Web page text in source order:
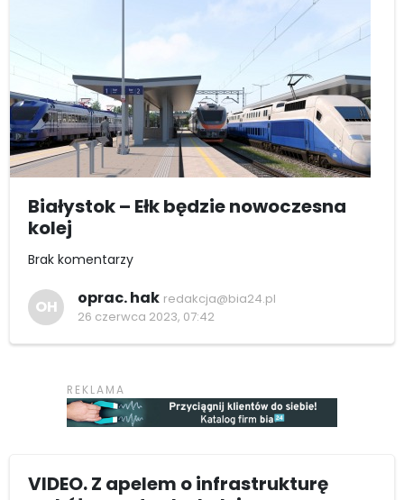
Białystok – Ełk będzie nowoczesna
kolej
Brak komentarzy
OH oprac. hak redakcja@bia24.pl
26 czerwca 2023, 07:42
VIDEO. Z apelem o infrastrukturę